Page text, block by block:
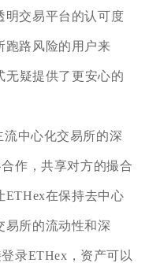
明交易平台的认可度
跑路风险的用户来
无疑提供了更安心的
中心化交易所的深
作，共享对方的撮合
ETHex在保持去中心
易所的流动性和深
录ETHex，资产可以